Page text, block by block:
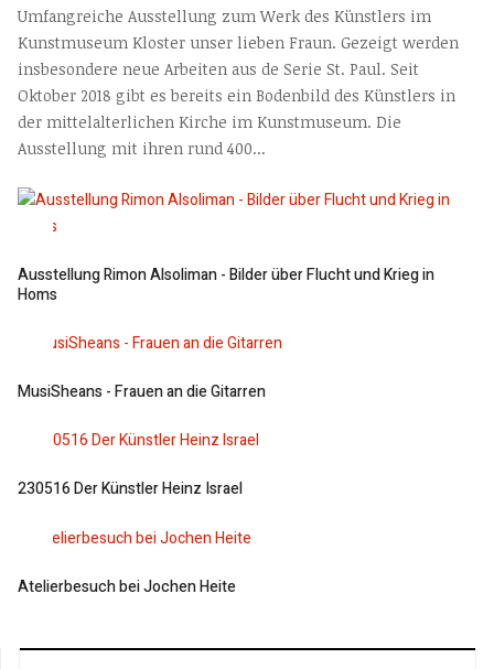
Umfangreiche Ausstellung zum Werk des Künstlers im
Kunstmuseum Kloster unser lieben Fraun. Gezeigt werden
insbesondere neue Arbeiten aus de Serie St. Paul. Seit
Oktober 2018 gibt es bereits ein Bodenbild des Künstlers in
der mittelalterlichen Kirche im Kunstmuseum. Die
Ausstellung mit ihren rund 400...
Ausstellung Rimon Alsoliman - Bilder über Flucht und Krieg in
Homs
MusiSheans - Frauen an die Gitarren
230516 Der Künstler Heinz Israel
Atelierbesuch bei Jochen Heite